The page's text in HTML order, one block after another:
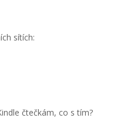
sítích:
čtečkám, co s tím?